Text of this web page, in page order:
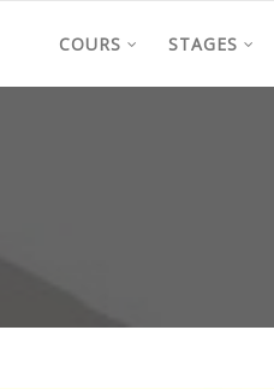
COURS STAGES